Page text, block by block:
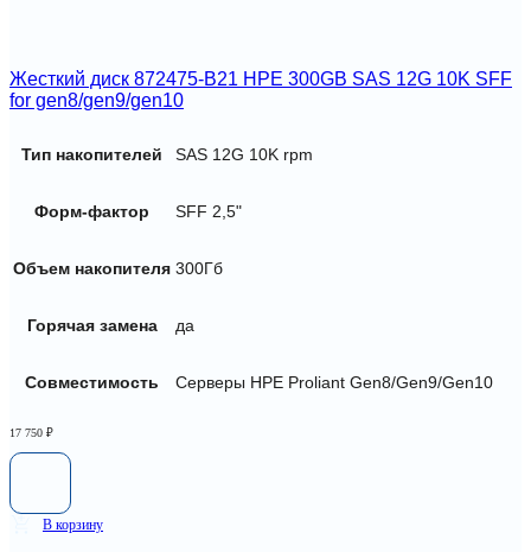
Жесткий диск 872475-B21 HPE 300GB SAS 12G 10K SFF
for gen8/gen9/gen10
Тип накопителей SAS 12G 10K rpm
Форм-фактор SFF 2,5"
Объем накопителя 300Гб
Горячая замена да
Совместимость Серверы HPE Proliant Gen8/Gen9/Gen10
17 750 ₽
В корзину